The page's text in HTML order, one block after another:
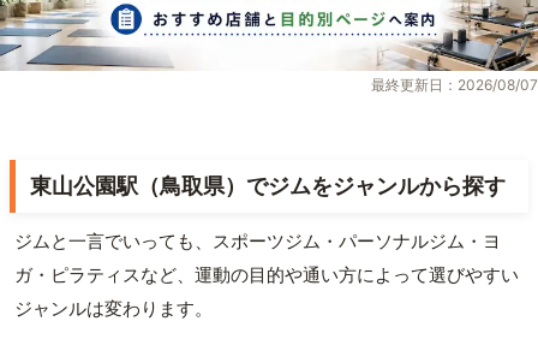
最終更新日：2026/08/07
東山公園駅（鳥取県）でジムをジャンルから探す
ジムと一言でいっても、スポーツジム・パーソナルジム・ヨ
ガ・ピラティスなど、運動の目的や通い方によって選びやすい
ジャンルは変わります。